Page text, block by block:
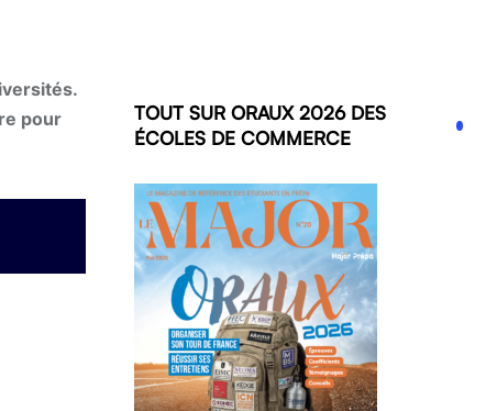
pour
TOUT SUR ORAUX 2026 DES
ÉCOLES DE COMMERCE